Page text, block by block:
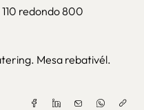
redondo 800
Mesa rebativél.